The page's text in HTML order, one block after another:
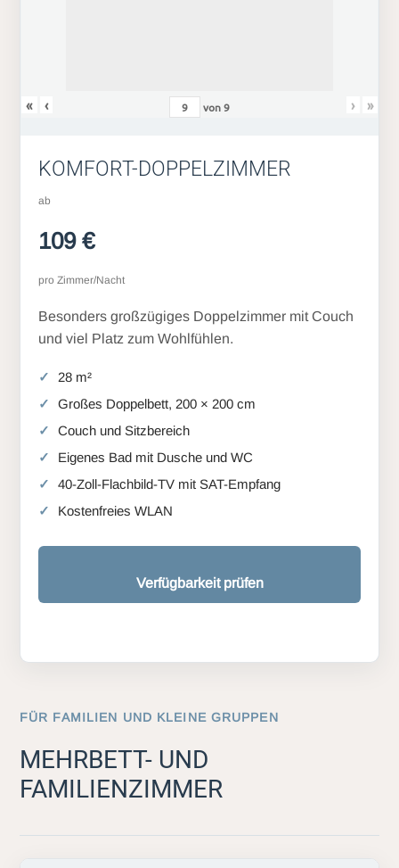
« ‹ von9 › »
KOMFORT-DOPPELZIMMER
ab
109 €
pro Zimmer/Nacht
Besonders großzügiges Doppelzimmer mit Couch
und viel Platz zum Wohlfühlen.
28 m²
Großes Doppelbett, 200 × 200 cm
Couch und Sitzbereich
Eigenes Bad mit Dusche und WC
40-Zoll-Flachbild-TV mit SAT-Empfang
Kostenfreies WLAN
Verfügbarkeit prüfen
FÜR FAMILIEN UND KLEINE GRUPPEN
MEHRBETT- UND
FAMILIENZIMMER